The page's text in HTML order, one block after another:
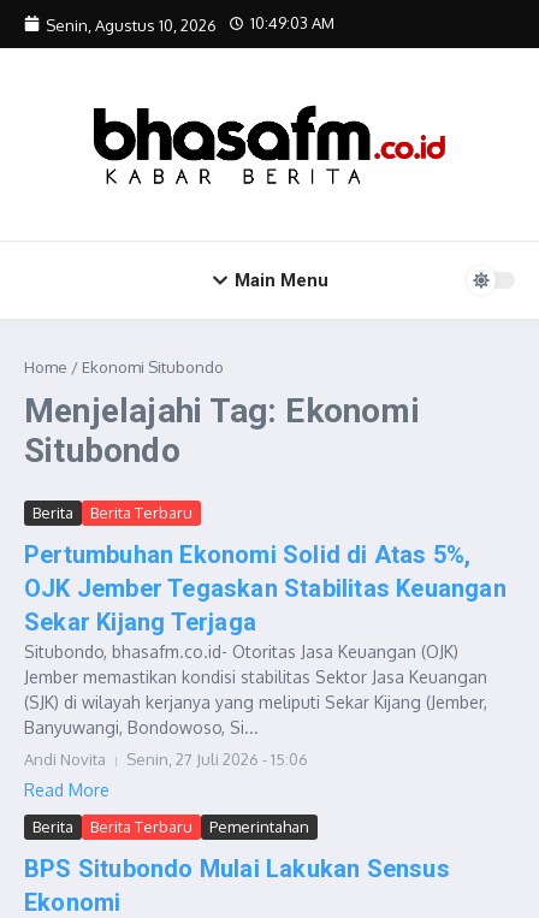
Lewati ke konten
Senin, Agustus 10, 2026 10:49:04 AM
Main Menu
Home / Ekonomi Situbondo
Menjelajahi Tag: Ekonomi
Situbondo
Berita Berita Terbaru
Pertumbuhan Ekonomi Solid di Atas 5%,
OJK Jember Tegaskan Stabilitas Keuangan
Sekar Kijang Terjaga
Situbondo, bhasafm.co.id- Otoritas Jasa Keuangan (OJK)
Jember memastikan kondisi stabilitas Sektor Jasa Keuangan
(SJK) di wilayah kerjanya yang meliputi Sekar Kijang (Jember,
Banyuwangi, Bondowoso, Si...
Andi Novita Senin, 27 Juli 2026 - 15:06
Read More
Berita Berita Terbaru Pemerintahan
BPS Situbondo Mulai Lakukan Sensus
Ekonomi